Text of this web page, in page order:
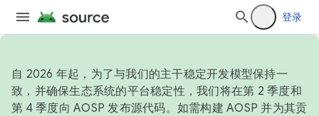
登录
自 2026 年起，为了与我们的主干稳定开发模型保持一
致，并确保生态系统的平台稳定性，我们将在第 2 季度和
第 4 季度向 AOSP 发布源代码。如需构建 AOSP 并为其贡